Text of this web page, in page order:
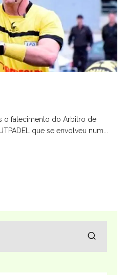
o falecimento do Arbitro de
que se envolveu num